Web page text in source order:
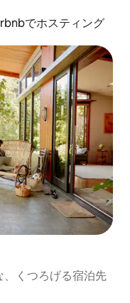
でホスティング
くつろげる宿泊先